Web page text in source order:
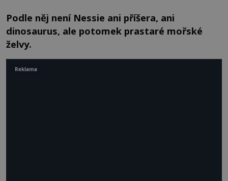
Podle něj není Nessie ani příšera, ani
dinosaurus, ale potomek prastaré mořské
želvy.
Reklama